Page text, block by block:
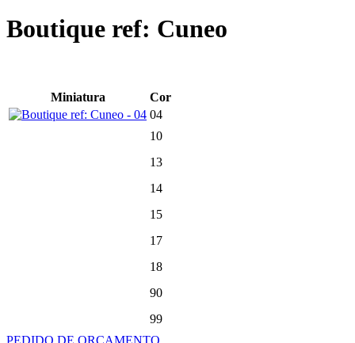
Boutique ref: Cuneo
Miniatura
Cor
04
10
13
14
15
17
18
90
99
PEDIDO DE ORÇAMENTO